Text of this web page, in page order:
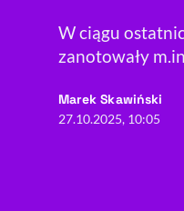
W ciągu
zanotowały
Marek Skawiński
27.10.2025, 10:05